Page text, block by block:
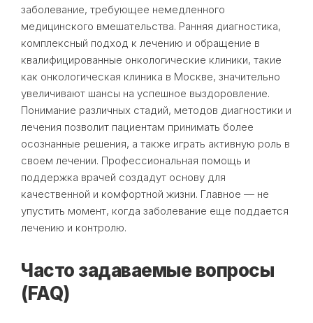
заболевание, требующее немедленного
медицинского вмешательства. Ранняя диагностика,
комплексный подход к лечению и обращение в
квалифицированные онкологические клиники, такие
как онкологическая клиника в Москве, значительно
увеличивают шансы на успешное выздоровление.
Понимание различных стадий, методов диагностики и
лечения позволит пациентам принимать более
осознанные решения, а также играть активную роль в
своем лечении. Профессиональная помощь и
поддержка врачей создадут основу для
качественной и комфортной жизни. Главное — не
упустить момент, когда заболевание еще поддается
лечению и контролю.
Часто задаваемые вопросы
(FAQ)